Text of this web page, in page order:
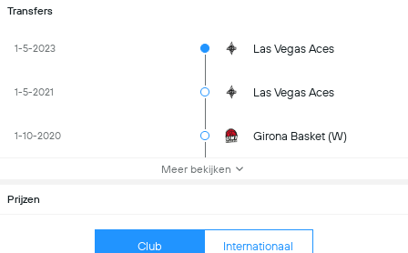
Transfers
1-5-2023 Las Vegas Aces
1-5-2021 Las Vegas Aces
1-10-2020 Girona Basket (W)
Meer bekijken
Prijzen
Club Internationaal